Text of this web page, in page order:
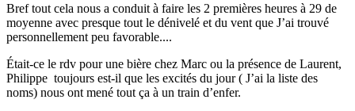
Bref tout cela nous a conduit à faire les 2 premières heures à 29 de
moyenne avec presque tout le dénivelé et du vent que J’ai trouvé
personnellement peu favorable....
Était-ce le rdv pour une bière chez Marc ou la présence de Laurent,
Philippe toujours est-il que les excités du jour ( J’ai la liste des
noms) nous ont mené tout ça à un train d’enfer.